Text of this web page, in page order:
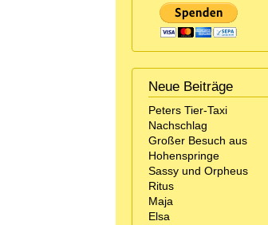
Neue Beiträge
Peters Tier-Taxi
Nachschlag
Großer Besuch aus
Hohenspringe
Sassy und Orpheus
Ritus
Maja
Elsa